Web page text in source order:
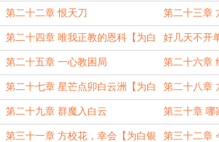
虫六号加更9】
第二十二章 恨天刀 第二十三章
老书虫六号
第二十四章 唯我正教的恩科【为白
银盟老书虫六号加更11】
好几天不开
第二十五章 一心教困局 第二十六章
第二十七章 星芒点卯白云洲【为白
银盟老书虫六号加更12】
第二十八章
老书虫六号加
第二十九章 群魔入白云 第三十章 哪
第三十一章 方校花，幸会【为白银 第三十二章